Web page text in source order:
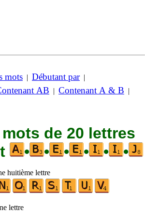
mots | Débutant par|
AB | Contenant A & B |
de 20 lettres
• • • • • •
huitième lettre
lettre